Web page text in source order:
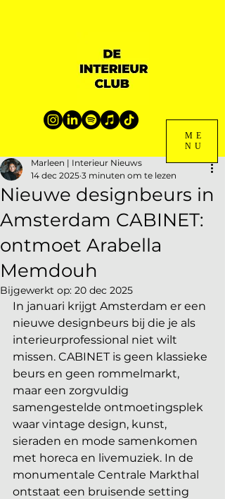
ME
NU
Nieuwe designbeurs in
Amsterdam CABINET:
ontmoet Arabella
Memdouh
Marleen | Interieur Nieuws
14 dec 2025 3 minuten om te lezen
Bijgewerkt op: 20 dec 2025
In januari krijgt Amsterdam er een
nieuwe designbeurs bij die je als
interieurprofessional niet wilt
missen. CABINET is geen klassieke
beurs en geen rommelmarkt,
maar een zorgvuldig
samengestelde ontmoetingsplek
waar vintage design, kunst,
sieraden en mode samenkomen
met horeca en livemuziek. In de
monumentale Centrale Markthal
ontstaat een bruisende setting